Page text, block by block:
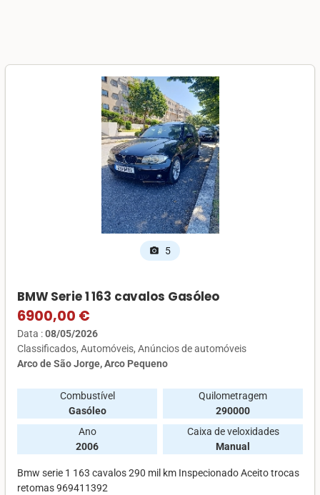
photo_camera 5
BMW Serie 1 163 cavalos Gasóleo
6900,00 €
Data :08/05/2026
Classificados Automóveis Anúncios de automóveis
Arco de São Jorge, Arco Pequeno
Combustível
Gasóleo
Quilometragem
290000
Ano
2006
Caixa de veloxidades
Manual
Bmw serie 1 163 cavalos 290 mil km Inspecionado Aceito trocas
retomas 969411392